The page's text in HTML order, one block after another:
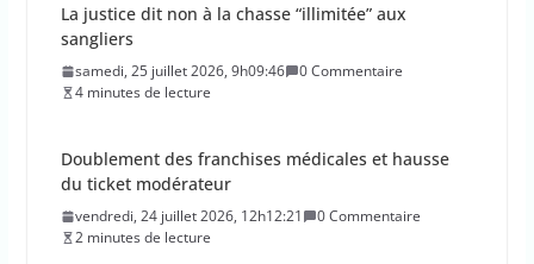
Doublement des franchises médicales et hausse
du ticket modérateur
vendredi, 24 juillet 2026, 12h12:21
0 Commentaire
2 minutes de lecture
Emmanuel Macron demande l’activation du
mécanisme de protection civile de l’UE, face aux
incendies
vendredi, 24 juillet 2026, 11h11:08